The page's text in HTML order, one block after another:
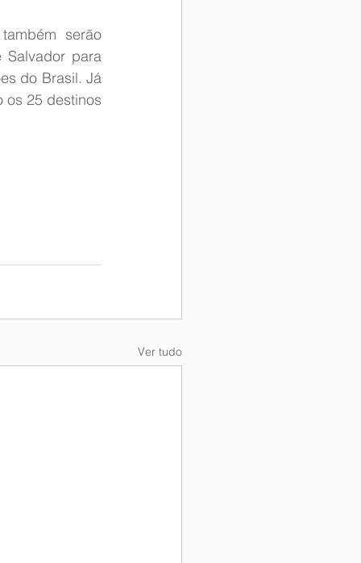
serão
para
do Brasil. Já
os 25 destinos
Ver tudo